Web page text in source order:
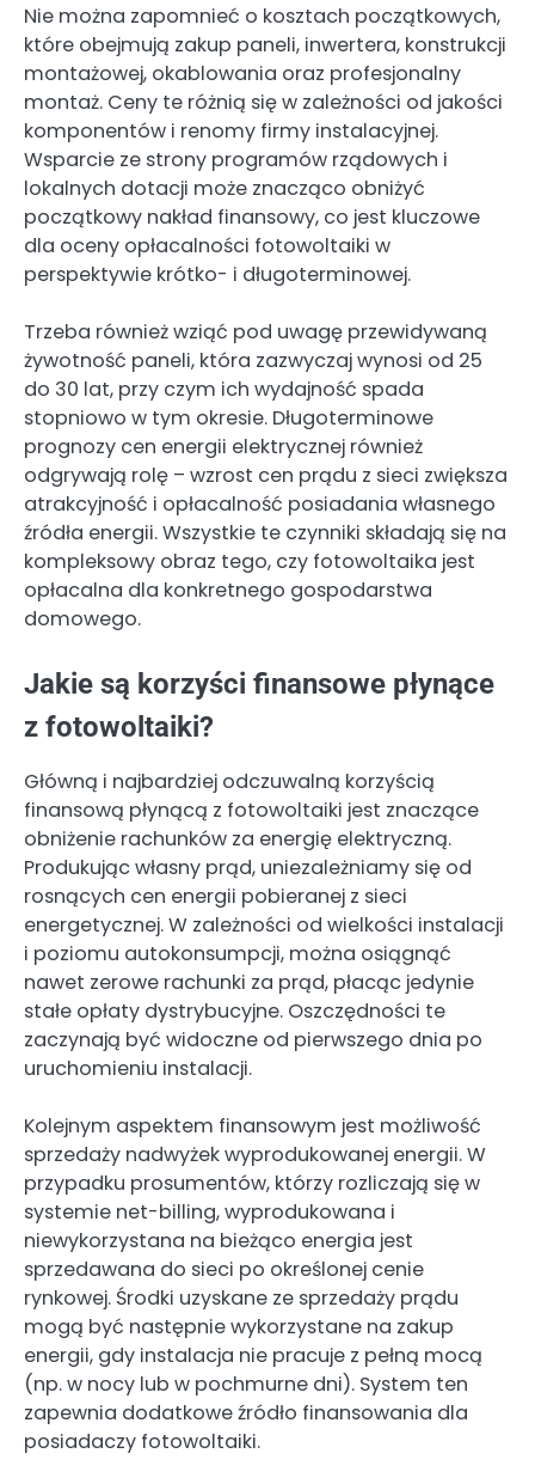
Nie można zapomnieć o kosztach początkowych,
które obejmują zakup paneli, inwertera, konstrukcji
montażowej, okablowania oraz profesjonalny
montaż. Ceny te różnią się w zależności od jakości
komponentów i renomy firmy instalacyjnej.
Wsparcie ze strony programów rządowych i
lokalnych dotacji może znacząco obniżyć
początkowy nakład finansowy, co jest kluczowe
dla oceny opłacalności fotowoltaiki w
perspektywie krótko- i długoterminowej.
Trzeba również wziąć pod uwagę przewidywaną
żywotność paneli, która zazwyczaj wynosi od 25
do 30 lat, przy czym ich wydajność spada
stopniowo w tym okresie. Długoterminowe
prognozy cen energii elektrycznej również
odgrywają rolę – wzrost cen prądu z sieci zwiększa
atrakcyjność i opłacalność posiadania własnego
źródła energii. Wszystkie te czynniki składają się na
kompleksowy obraz tego, czy fotowoltaika jest
opłacalna dla konkretnego gospodarstwa
domowego.
Jakie są korzyści finansowe płynące
z fotowoltaiki?
Główną i najbardziej odczuwalną korzyścią
finansową płynącą z fotowoltaiki jest znaczące
obniżenie rachunków za energię elektryczną.
Produkując własny prąd, uniezależniamy się od
rosnących cen energii pobieranej z sieci
energetycznej. W zależności od wielkości instalacji
i poziomu autokonsumpcji, można osiągnąć
nawet zerowe rachunki za prąd, płacąc jedynie
stałe opłaty dystrybucyjne. Oszczędności te
zaczynają być widoczne od pierwszego dnia po
uruchomieniu instalacji.
Kolejnym aspektem finansowym jest możliwość
sprzedaży nadwyżek wyprodukowanej energii. W
przypadku prosumentów, którzy rozliczają się w
systemie net-billing, wyprodukowana i
niewykorzystana na bieżąco energia jest
sprzedawana do sieci po określonej cenie
rynkowej. Środki uzyskane ze sprzedaży prądu
mogą być następnie wykorzystane na zakup
energii, gdy instalacja nie pracuje z pełną mocą
(np. w nocy lub w pochmurne dni). System ten
zapewnia dodatkowe źródło finansowania dla
posiadaczy fotowoltaiki.